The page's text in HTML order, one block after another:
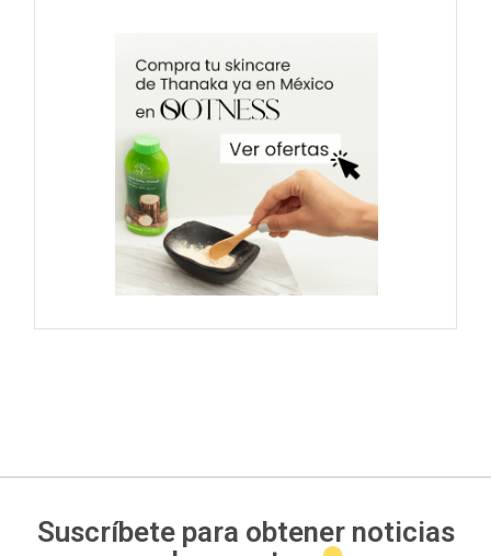
Suscríbete para obtener noticias